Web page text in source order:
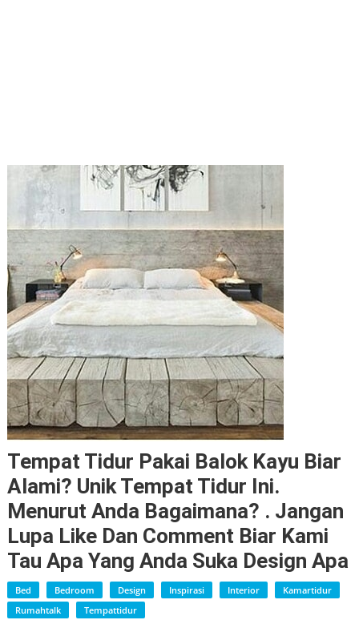
Tempat Tidur Pakai Balok Kayu Biar
Alami? Unik Tempat Tidur Ini.
Menurut Anda Bagaimana? . Jangan
Lupa Like Dan Comment Biar Kami
Tau Apa Yang Anda Suka Design Apa
Bed Bedroom Design Inspirasi Interior
Kamartidur
Rumahtalk
Tempattidur